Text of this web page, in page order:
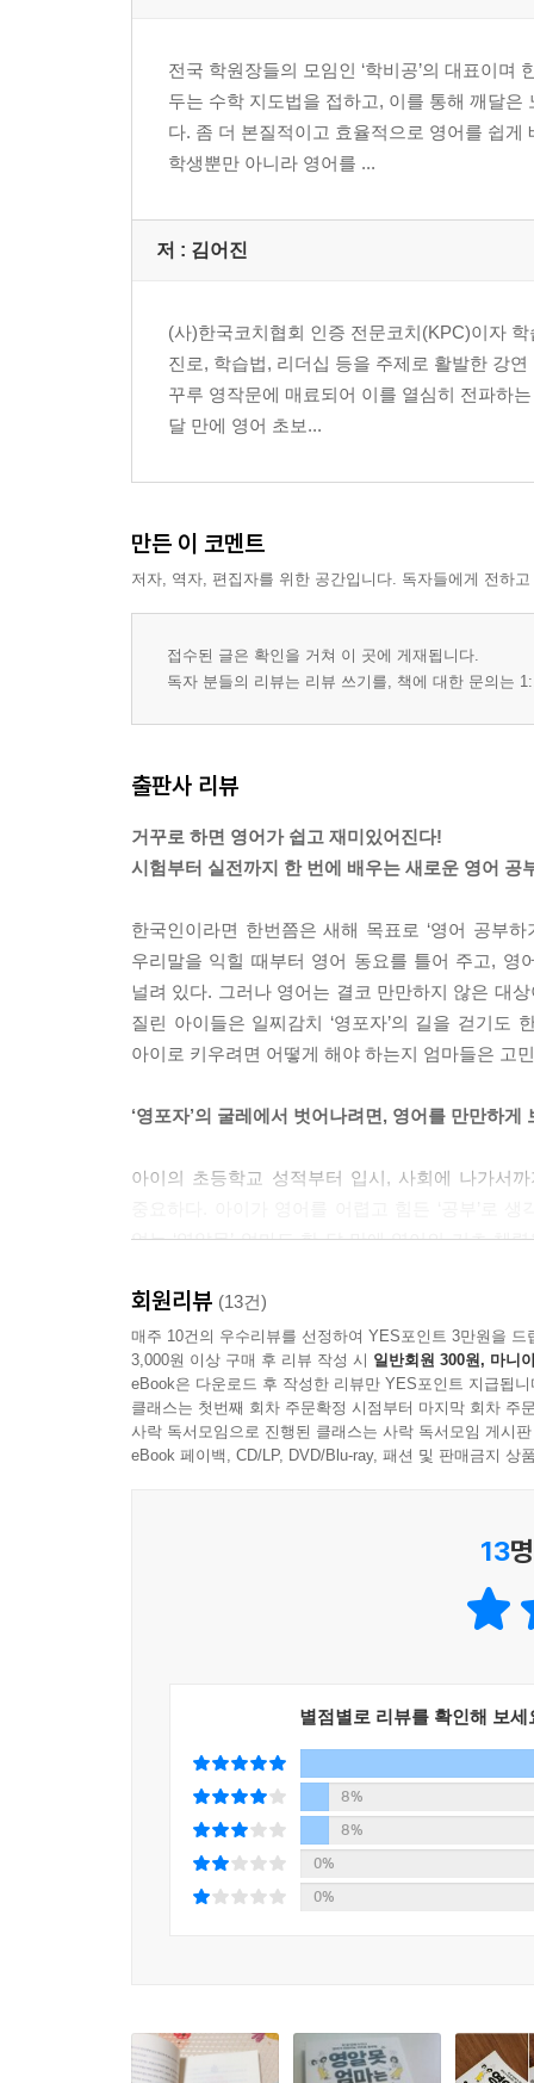
전국 학원장들의 모임인 ‘학비공’의 대표이
두는 수학 지도법을 접하고, 이를 통해 깨달은
다. 좀 더 본질적이고 효율적으로 영어를 쉽
학생뿐만 아니라 영어를 ...
저 : 김어진
(사)한국코치협회 인증 전문코치(KPC)이자
진로, 학습법, 리더십 등을 주제로 활발한 강연
꾸루 영작문에 매료되어 이를 열심히 전파하
달 만에 영어 초보...
만든 이 코멘트
저자, 역자, 편집자를 위한 공간입니다. 독자들에게 전하
접수된 글은 확인을 거쳐 이 곳에 게재됩니다.
독자 분들의 리뷰는 리뷰 쓰기를, 책에 대한 문의는
출판사 리뷰
거꾸로 하면 영어가 쉽고 재미있어진다!
시험부터 실전까지 한 번에 배우는 새로운 영어 공
한국인이라면 한번쯤은 새해 목표로 ‘영어 공부
우리말을 익힐 때부터 영어 동요를 틀어 주고, 영
널려 있다. 그러나 영어는 결코 만만하지 않은 대
질린 아이들은 일찌감치 ‘영포자’의 길을 걷기
아이로 키우려면 어떻게 해야 하는지 엄마들은 고
‘영포자’의 굴레에서 벗어나려면, 영어를 만만하게
아이의 초등학교 성적부터 입시, 사회에 나가서
없는 ‘영알못’ 엄마도 한 달 만에 영어의 기초 체
#Tip 1. 생각부터 거꾸로! _영어를 잘하려고 하지
한국인이 영어 앞에서 작아지는 이유는 영어에서
한다는 강박은 영어를 쉽게 넘을 수 없는 거대
영어는 외국어이며, 영어를 외국인만큼만 하면 된
되는 핵심을 익힐 수 있는 방법이다. 이를 통해
#Tip 3. 사고방식을 거꾸로! _영어를 ‘거꾸로’ 뒤집
언어에는 해당 언어권의 사고방식이 담겨있다.
이런 사고방식의 차이는 한국어와 영어의 패턴
이해할 수 있다.
●주소 표기
#Tip 4. 영작도 거꾸로! _바로 영작하는 대신 어순
회원리뷰 (13건)
매주 10건의 우수리뷰를 선정하여 YES포인트 3만원을 드
3,000원 이상 구매 후 리뷰 작성 시 일반회원 300원, 마니
eBook은 다운로드 후 작성한 리뷰만 YES포인트 지급됩니
클래스는 첫번째 회차 주문확정 시점부터 마지막 회차 주
사락 독서모임으로 진행된 클래스는 사락 독서모임 게시
eBook 페이백, CD/LP, DVD/Blu-ray, 패션 및 판매금지 상
13
별점별로 리뷰를 확인해 보세
8%
8%
0%
0%